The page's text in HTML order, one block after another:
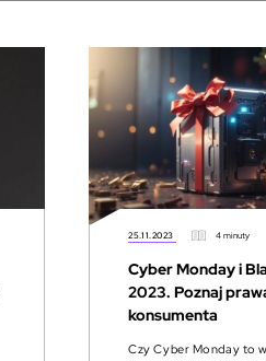
25.11.2023 4 minuty
Cyber Monday i
2023. Poznaj
konsumenta
Czy Cyber Monday to